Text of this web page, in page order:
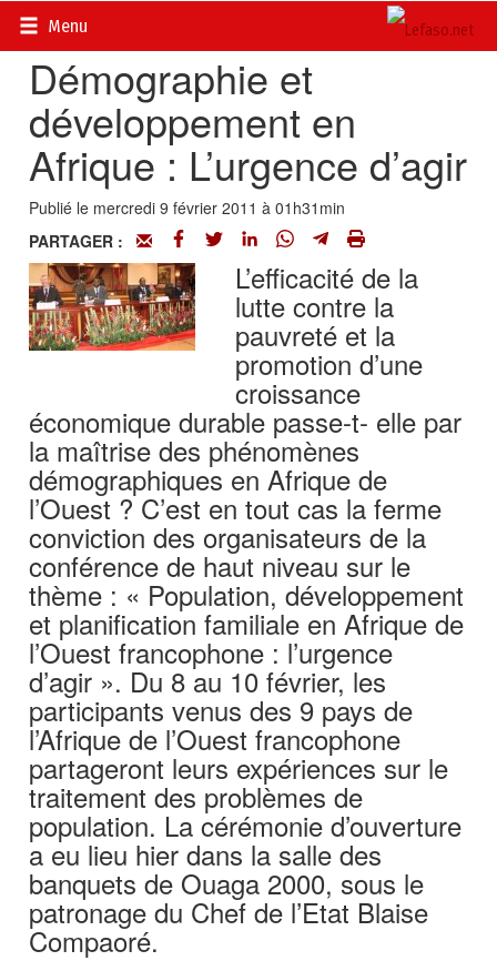
Menu
Accueil>
Démographie et
développement en
Afrique : L’urgence d’agir
Publié le mercredi 9 février 2011 à 01h31min
PARTAGER :
L’efficacité de la
lutte contre la
pauvreté et la
promotion d’une
croissance
économique durable passe-t- elle par
la maîtrise des phénomènes
démographiques en Afrique de
l’Ouest ? C’est en tout cas la ferme
conviction des organisateurs de la
conférence de haut niveau sur le
thème : « Population, développement
et planification familiale en Afrique de
l’Ouest francophone : l’urgence
d’agir ». Du 8 au 10 février, les
participants venus des 9 pays de
l’Afrique de l’Ouest francophone
partageront leurs expériences sur le
traitement des problèmes de
population. La cérémonie d’ouverture
a eu lieu hier dans la salle des
banquets de Ouaga 2000, sous le
patronage du Chef de l’Etat Blaise
Compaoré.